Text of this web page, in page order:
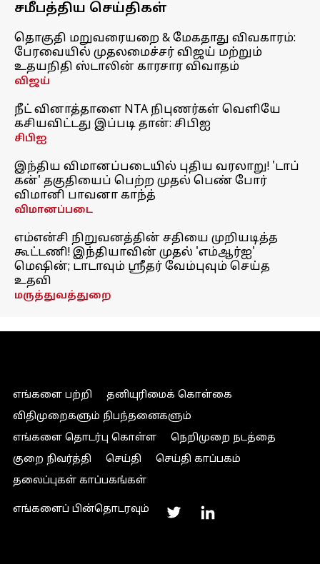
சமீபத்திய செய்திகள்
தொகுதி மறுவரையறை & மேகதாது விவகாரம்:
பேரவையில் முதலமைச்சர் விஜய் மற்றும்
உதயநிதி ஸ்டாலின் காரசார விவாதம்
விஜய்
நீட் வினாத்தாளை NTA நிபுணர்கள் வெளியே
கசியவிட்டது இப்படி தான்: சிபிஐ
சிபிஐ
இந்திய விமானப்படையில் புதிய வரலாறு! 'டாப்
கன்' தகுதியைப் பெற்ற முதல் பெண் போர்
விமானி பாவனா காந்த்
விமானப்படை
எம்என்சி நிறுவனத்தின் சதியை முறியடித்த
கூட்டணி! இந்தியாவின் முதல் 'எம்ஆர்ஐ'
மெஷின்; டாடாவும் ஸ்ரீதர் வேம்புவும் செய்த
உதவி
மருத்துவத்துறை
எங்களை பற்றி
தனியுரிமைக் கொள்கை
விதிமுறைகளும் நிபந்தனைகளும்
எங்களை தொடர்பு கொள்ள
நெறிமுறை நடத்தை
குறை நிவர்த்தி
செய்தி
செய்தி காப்பகம்
தலைப்புகள் காப்பகங்கள்
எங்களைப் பின்தொடரவும்